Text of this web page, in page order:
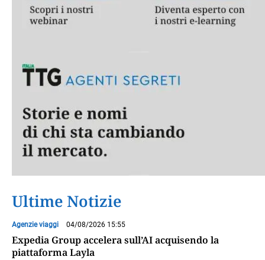
Ultime Notizie
Agenzie viaggi 04/08/2026 15:55
Expedia Group accelera sull’AI acquisendo la
piattaforma Layla